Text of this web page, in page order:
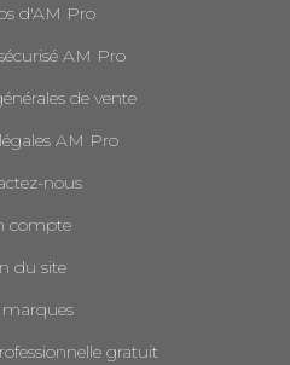
d'AM Pro
AM Pro
de vente
AM Pro
nous
compte
du site
marques
gratuit